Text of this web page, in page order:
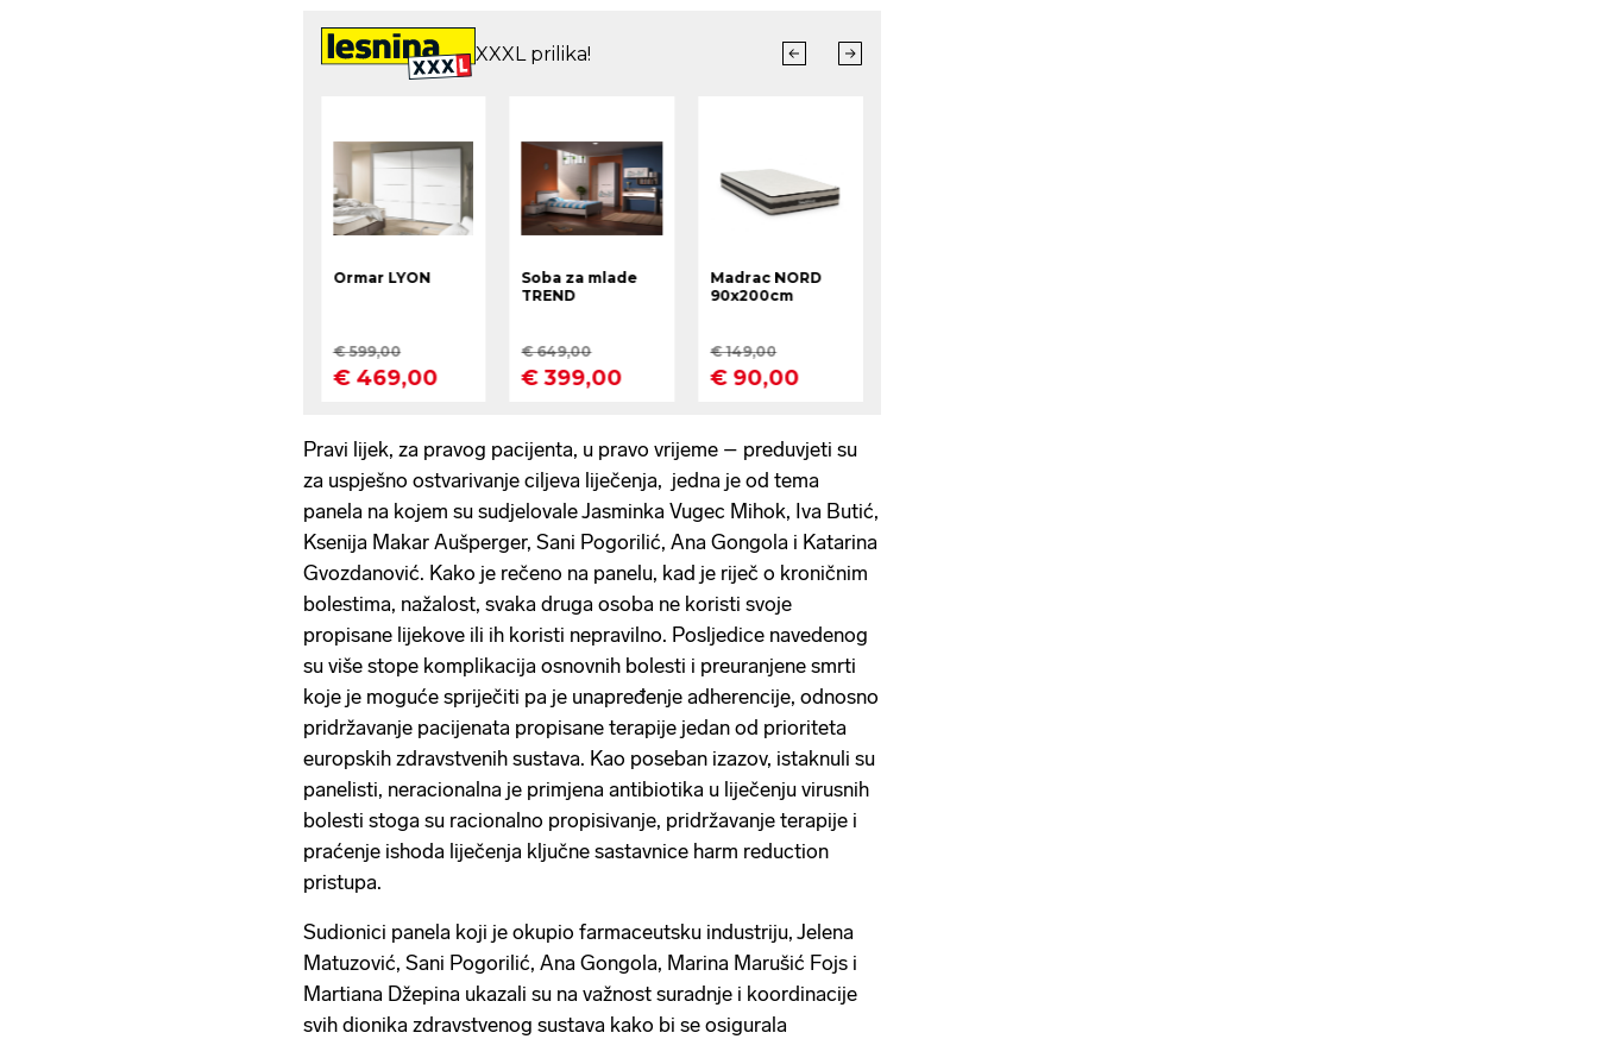
Pravi lijek, za pravog pacijenta, u pravo vrijeme – preduvjeti su
za uspješno ostvarivanje ciljeva liječenja, jedna je od tema
panela na kojem su sudjelovale Jasminka Vugec Mihok, Iva Butić,
Ksenija Makar Aušperger, Sani Pogorilić, Ana Gongola i Katarina
Gvozdanović. Kako je rečeno na panelu, kad je riječ o kroničnim
bolestima, nažalost, svaka druga osoba ne koristi svoje
propisane lijekove ili ih koristi nepravilno. Posljedice navedenog
su više stope komplikacija osnovnih bolesti i preuranjene smrti
koje je moguće spriječiti pa je unapređenje adherencije, odnosno
pridržavanje pacijenata propisane terapije jedan od prioriteta
europskih zdravstvenih sustava. Kao poseban izazov, istaknuli su
panelisti, neracionalna je primjena antibiotika u liječenju virusnih
bolesti stoga su racionalno propisivanje, pridržavanje terapije i
praćenje ishoda liječenja ključne sastavnice harm reduction
pristupa.
Sudionici panela koji je okupio farmaceutsku industriju, Jelena
Matuzović, Sani Pogorilić, Ana Gongola, Marina Marušić Fojs i
Martiana Džepina ukazali su na važnost suradnje i koordinacije
svih dionika zdravstvenog sustava kako bi se osigurala